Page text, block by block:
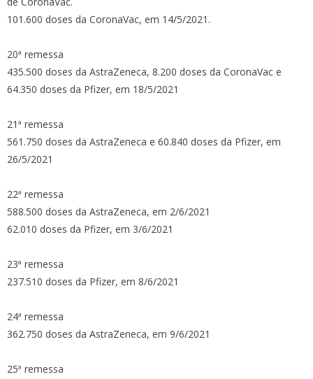
101.600 doses da CoronaVac, em 14/5/2021.
20ª remessa
435.500 doses da AstraZeneca, 8.200 doses da CoronaVac e
64.350 doses da Pfizer, em 18/5/2021
21ª remessa
561.750 doses da AstraZeneca e 60.840 doses da Pfizer, em
26/5/2021
22ª remessa
588.500 doses da AstraZeneca, em 2/6/2021
62.010 doses da Pfizer, em 3/6/2021
23ª remessa
237.510 doses da Pfizer, em 8/6/2021
24ª remessa
362.750 doses da AstraZeneca, em 9/6/2021
25ª remessa